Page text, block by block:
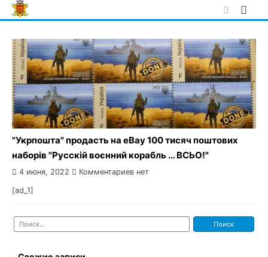
Skip
to
"Укрпошта" продасть на eBay 100 тисяч поштових
наборів "Русскій воєнний корабль … ВСЬО!"
4 июня, 2022 Комментариев нет
[ad_1]
Найти: